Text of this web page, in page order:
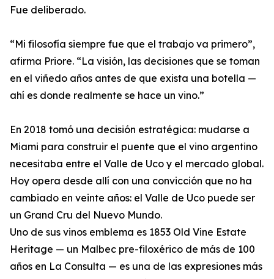
Fue deliberado.
“Mi filosofía siempre fue que el trabajo va primero”,
afirma Priore. “La visión, las decisiones que se toman
en el viñedo años antes de que exista una botella —
ahí es donde realmente se hace un vino.”
En 2018 tomó una decisión estratégica: mudarse a
Miami para construir el puente que el vino argentino
necesitaba entre el Valle de Uco y el mercado global.
Hoy opera desde allí con una convicción que no ha
cambiado en veinte años: el Valle de Uco puede ser
un Grand Cru del Nuevo Mundo.
Uno de sus vinos emblema es 1853 Old Vine Estate
Heritage — un Malbec pre-filoxérico de más de 100
años en La Consulta — es una de las expresiones más